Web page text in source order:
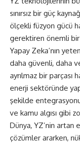
sınırsız bir güç
ölçekli füzyon gücü
gerektiren önemli
Yapay Zeka’nın
daha güvenli, daha
ayrılmaz bir parçası
enerji sektöründe
şekilde
ve kamu algısı gibi
Dünya, YZ’nin artan
çözümler ararken,